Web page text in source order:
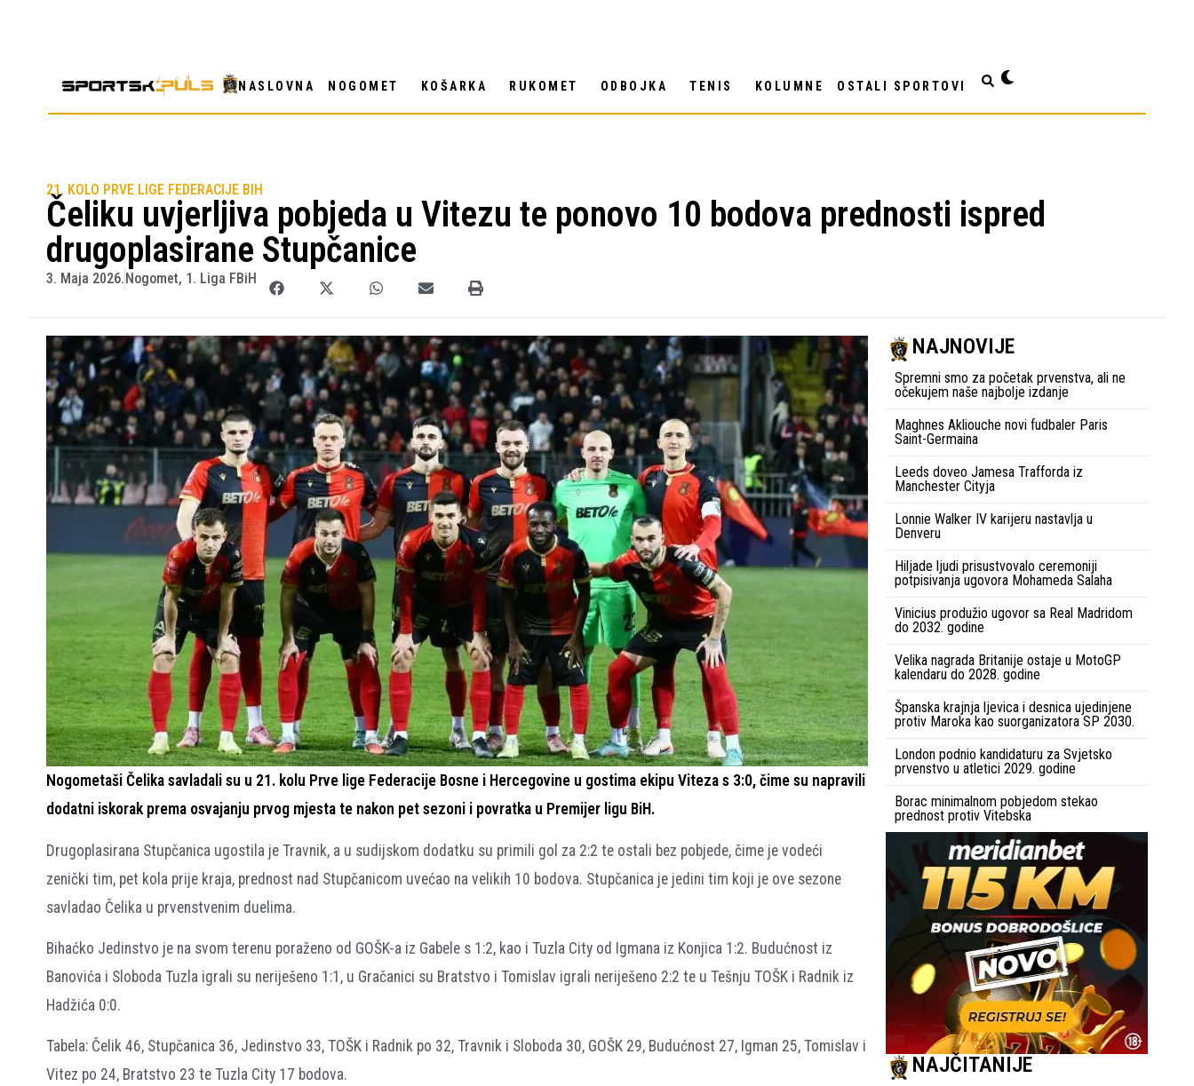
NASLOVNA NOGOMET KOŠARKA RUKOMET ODBOJKA TENIS KOLUMNE OSTALI SPORTOVI
21. KOLO PRVE LIGE FEDERACIJE BIH
Čeliku uvjerljiva pobjeda u Vitezu te ponovo 10 bodova prednosti ispred
drugoplasirane Stupčanice
3. Maja 2026.Nogomet, 1. Liga FBiH
Nogometaši Čelika savladali su u 21. kolu Prve lige Federacije Bosne i Hercegovine u gostima ekipu Viteza s 3:0, čime su napravili
dodatni iskorak prema osvajanju prvog mjesta te nakon pet sezoni i povratka u Premijer ligu BiH.
Drugoplasirana Stupčanica ugostila je Travnik, a u sudijskom dodatku su primili gol za 2:2 te ostali bez pobjede, čime je vodeći
zenički tim, pet kola prije kraja, prednost nad Stupčanicom uvećao na velikih 10 bodova. Stupčanica je jedini tim koji je ove sezone
savladao Čelika u prvenstvenim duelima.
Bihaćko Jedinstvo je na svom terenu poraženo od GOŠK-a iz Gabele s 1:2, kao i Tuzla City od Igmana iz Konjica 1:2. Budućnost iz
Banovića i Sloboda Tuzla igrali su neriješeno 1:1, u Gračanici su Bratstvo i Tomislav igrali neriješeno 2:2 te u Tešnju TOŠK i Radnik iz
Hadžića 0:0.
Tabela: Čelik 46, Stupčanica 36, Jedinstvo 33, TOŠK i Radnik po 32, Travnik i Sloboda 30, GOŠK 29, Budućnost 27, Igman 25, Tomislav i
Vitez po 24, Bratstvo 23 te Tuzla City 17 bodova.
NAJNOVIJE
Spremni smo za početak prvenstva, ali ne
očekujem naše najbolje izdanje
Maghnes Akliouche novi fudbaler Paris
Saint-Germaina
Leeds doveo Jamesa Trafforda iz
Manchester Cityja
Lonnie Walker IV karijeru nastavlja u
Denveru
Hiljade ljudi prisustvovalo ceremoniji
potpisivanja ugovora Mohameda Salaha
Vinicius produžio ugovor sa Real Madridom
do 2032. godine
Velika nagrada Britanije ostaje u MotoGP
kalendaru do 2028. godine
Španska krajnja ljevica i desnica ujedinjene
protiv Maroka kao suorganizatora SP 2030.
London podnio kandidaturu za Svjetsko
prvenstvo u atletici 2029. godine
Borac minimalnom pobjedom stekao
prednost protiv Vitebska
NAJČITANIJE